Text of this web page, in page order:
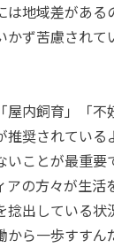
は地域差がある
かず苦慮され
内飼育」「不
推奨されてい
いことが最重要
アの方々が生活
捻出している状
から一歩すすん